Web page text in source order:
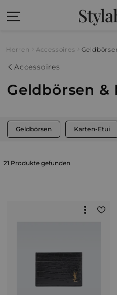
Herren Accessoires
Accessoires
Geldbörsen &
Geldbörsen Karten-Etui
21 Produkte gefunden